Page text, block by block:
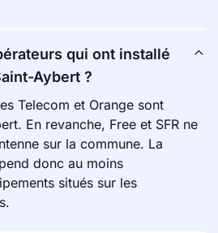
qui ont installé
Aybert ?
Telecom et Orange sont
En revanche, Free et SFR ne
sur la commune. La
donc au moins
situés sur les